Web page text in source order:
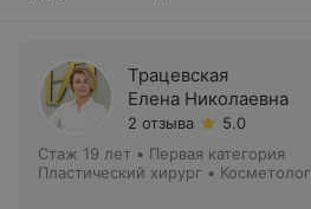
Трацевская
Елена Николаевна
2 отзыва
5.0
Стаж 19 лет • Первая категория
Пластический хирург • Косметолог